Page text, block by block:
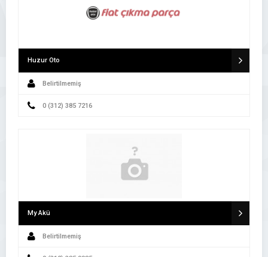
Huzur Oto
Belirtilmemiş
0 (312) 385 7216
My Akü
Belirtilmemiş